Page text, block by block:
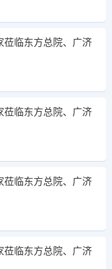
莅临东方总院、广济
莅临东方总院、广济
莅临东方总院、广济
莅临东方总院、广济